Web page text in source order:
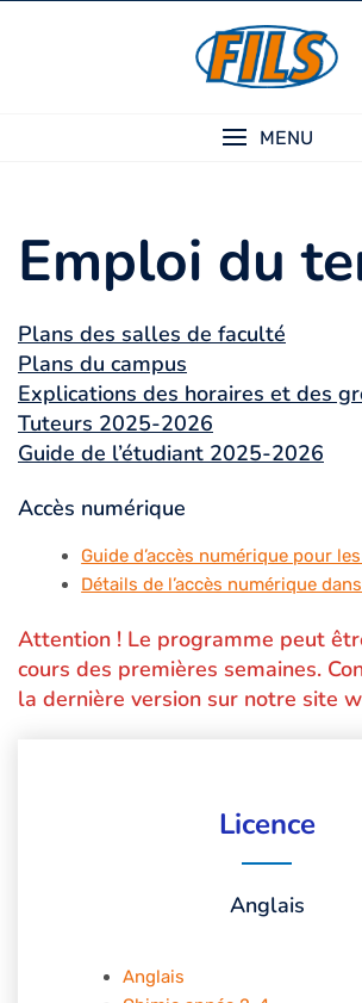
MENU
Emploi du
Plans des salles de faculté
Plans du campus
Explications des horaires et des
Tuteurs 2025-2026
Guide de l’étudiant 2025-2026
Accès numérique
Guide d’accès numérique pour
Détails de l’accès numérique
Attention ! Le programme peut
cours des premières semaines.
la dernière version sur notre site
Licence
Anglais
Anglais